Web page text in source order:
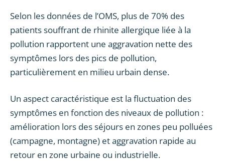
Selon les données de l’OMS, plus de 70% des
patients souffrant de rhinite allergique liée à la
pollution rapportent une aggravation nette des
symptômes lors des pics de pollution,
particulièrement en milieu urbain dense.
Un aspect caractéristique est la fluctuation des
symptômes en fonction des niveaux de pollution :
amélioration lors des séjours en zones peu polluées
(campagne, montagne) et aggravation rapide au
retour en zone urbaine ou industrielle.